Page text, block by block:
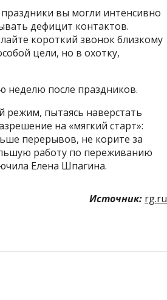
вы могли интенсивно
дефицит контактов.
короткий звонок близкому
цели, но в охотку,
неделю после праздников.
режим, пытаясь наверстать
на «мягкий старт»:
перерывов, не корите за
работу по переживанию
Елена Шпагина.
Источник: rg.ru